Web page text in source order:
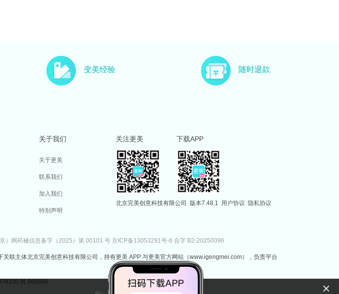
变美经验 随时退款
关于我们
关于更美
联系我们
加入我们
特别声明
关注更美 下载APP
北京完美创意科技有限公司 版本7.48.1 用户协议 隐私协议
）网药械信息备字（2025）第 00101 号 京ICP备13053291号-6 合字 B2-20250096
联主体北京完美创意科技有限公司，持有更美 APP 与更美官方网站（www.igengmei.com），负责平台
转 666666